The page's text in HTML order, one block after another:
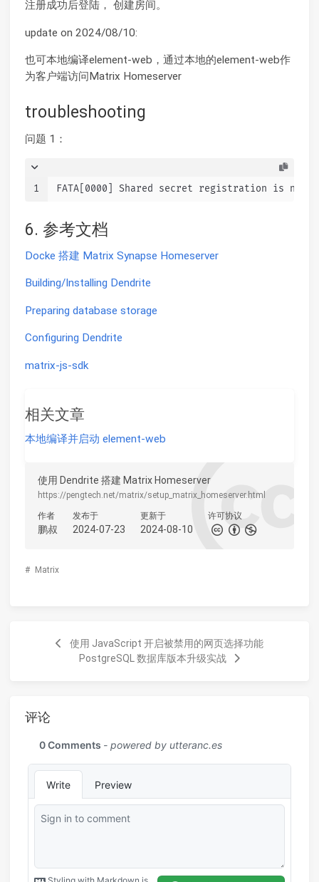
注册成功后登陆， 创建房间。
update on 2024/08/10:
也可本地编译element-web，通过本地的element-web作
为客户端访问Matrix Homeserver
troubleshooting
问题 1：
1 FATA[0000] Shared secret registration is not
6. 参考文档
Docke 搭建 Matrix Synapse Homeserver
Building/Installing Dendrite
Preparing database storage
Configuring Dendrite
matrix-js-sdk
相关文章
本地编译并启动 element-web
使用 Dendrite 搭建 Matrix Homeserver
https://pengtech.net/matrix/setup_matrix_homeserver.html
作者
鹏叔
发布于
2024-07-23
更新于
2024-08-10
许可协议
# Matrix
使用 JavaScript 开启被禁用的网页选择功能
PostgreSQL 数据库版本升级实战
评论